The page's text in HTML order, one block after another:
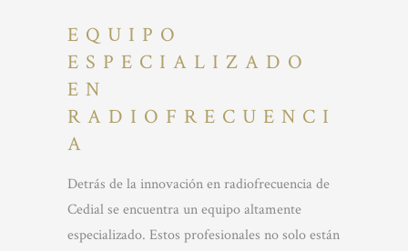
EQUIPO
ESPECIALIZADO
EN
RADIOFRECUENCI
A
Detrás de la innovación en radiofrecuencia de
Cedial se encuentra un equipo altamente
especializado. Estos profesionales no solo están